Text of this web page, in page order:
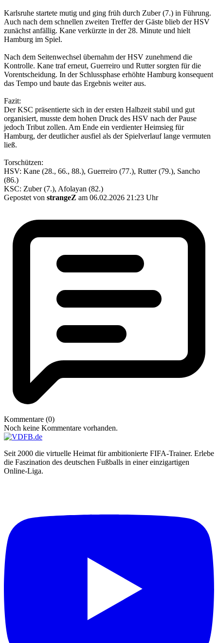
Karlsruhe startete mutig und ging früh durch Zuber (7.) in Führung.
Auch nach dem schnellen zweiten Treffer der Gäste blieb der HSV
zunächst anfällig. Kane verkürzte in der 28. Minute und hielt
Hamburg im Spiel.
Nach dem Seitenwechsel übernahm der HSV zunehmend die
Kontrolle. Kane traf erneut, Guerreiro und Rutter sorgten für die
Vorentscheidung. In der Schlussphase erhöhte Hamburg konsequent
das Tempo und baute das Ergebnis weiter aus.
Fazit:
Der KSC präsentierte sich in der ersten Halbzeit stabil und gut
organisiert, musste dem hohen Druck des HSV nach der Pause
jedoch Tribut zollen. Am Ende ein verdienter Heimsieg für
Hamburg, der deutlicher ausfiel als der Spielverlauf lange vermuten
ließ.
Torschützen:
HSV: Kane (28., 66., 88.), Guerreiro (77.), Rutter (79.), Sancho
(86.)
KSC: Zuber (7.), Afolayan (82.)
Gepostet von strangeZ am 06.02.2026 21:23 Uhr
Kommentare (0)
Noch keine Kommentare vorhanden.
Seit 2000 die virtuelle Heimat für ambitionierte FIFA-Trainer. Erlebe
die Faszination des deutschen Fußballs in einer einzigartigen
Online-Liga.